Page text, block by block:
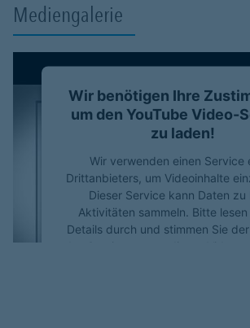
Mediengalerie
Wir benötigen Ihre
um den YouTube Video-
zu laden!
Wir verwenden einen Service
Drittanbieters, um Videoinhalte
Dieser Service kann Daten zu
Aktivitäten sammeln. Bitte lesen
Details durch und stimmen Sie